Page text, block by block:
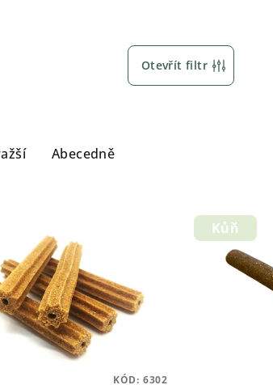
Otevřít filtr
Abecedně
KÓD: 6302
Kůň